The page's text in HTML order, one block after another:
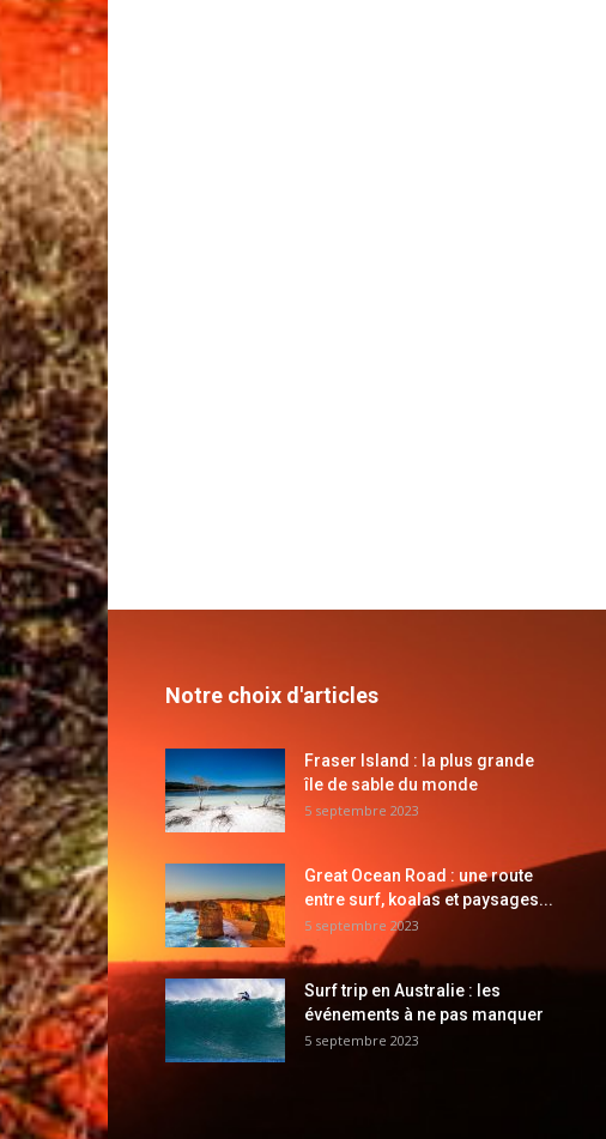
Notre choix d'articles
Fraser Island : la plus grande
île de sable du monde
5 septembre 2023
Great Ocean Road : une route
entre surf, koalas et paysages...
5 septembre 2023
Surf trip en Australie : les
événements à ne pas manquer
5 septembre 2023